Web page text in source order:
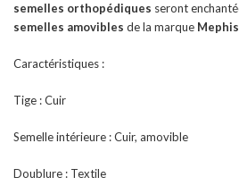
semelles orthopédiques seront
semelles amovibles de la marque
Caractéristiques :
Tige : Cuir
Semelle intérieure : Cuir, amovible
Doublure : Textile